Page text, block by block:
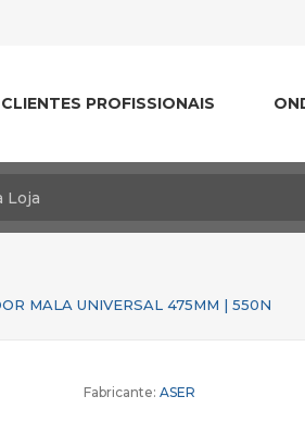
CLIENTES PROFISSIONAIS
MALA UNIVERSAL 475MM | 550N
Fabricante: ASER